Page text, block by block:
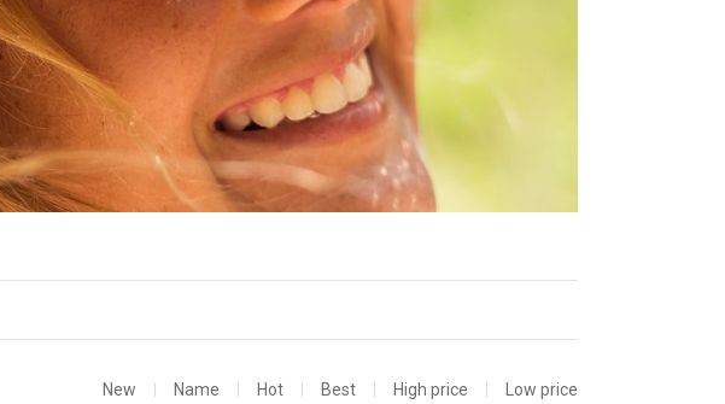
New Name Hot Best High price Low price